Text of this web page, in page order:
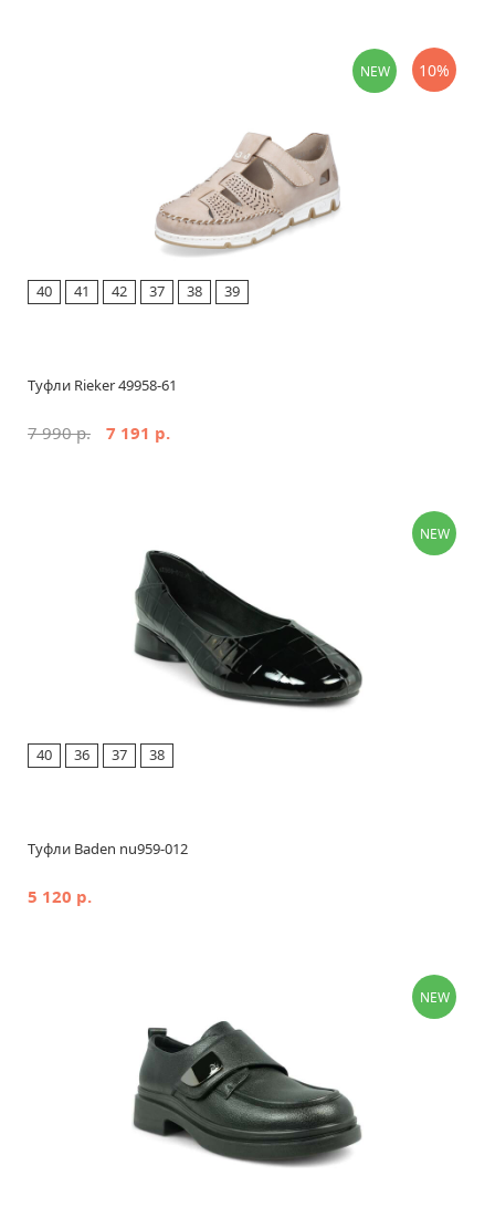
40 41 42 37 38 39
Туфли Rieker 49958-61
7 990 р. 7 191 р.
NEW 10%
40 36 37 38
Туфли Baden nu959-012
5 120 р.
NEW
NEW